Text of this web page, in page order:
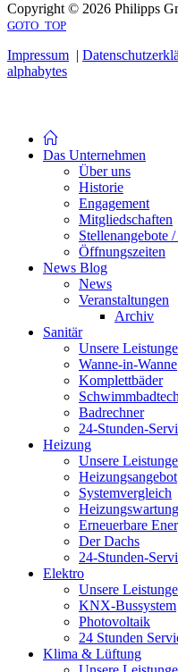
Copyright © 2026 Philipps
GOTO_TOP
Impressum |
alphabytes
Das Unternehmen
Über uns
Historie
Engagement
Mitgliedschaften
Stellenangebote
Öffnungszeiten
News Blog
News
Veranstaltungen
Archiv
Sanitär
Unsere
Wanne-in-Wanne
Komplettbäder
Badrechner
24-Stunden-
Heizung
Unsere
Heizungsangebot
Systemvergleich
Heizungswartung
Erneuerbare
Der Dachs
24-Stunden-
Elektro
Unsere
KNX-Bussystem
Photovoltaik
24 Stunden
Klima & Lüftung